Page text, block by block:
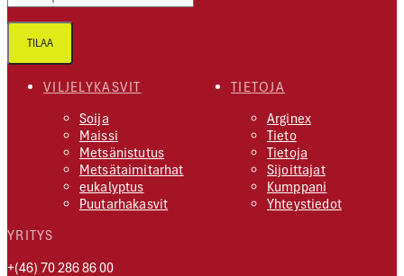
VILJELYKASVIT
Soija
Maissi
Metsänistutus
Metsätaimitarhat
eukalyptus
Puutarhakasvit
TIETOJA
Arginex
Tieto
Tietoja
Sijoittajat
Kumppani
Yhteystiedot
YRITYS
+(46) 70 286 86 00
TILAA